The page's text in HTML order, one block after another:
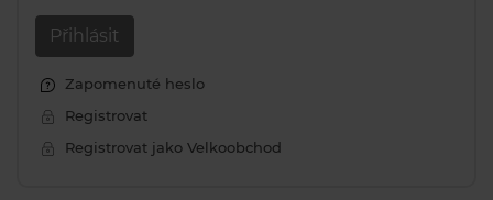
Přihlásit
Zapomenuté heslo
Registrovat
Registrovat jako Velkoobchod